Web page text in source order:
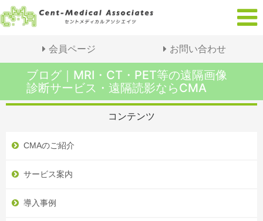
会員ページ お問い合わせ
ブログ｜MRI・CT・PET等の遠隔画像
診断サービス・遠隔読影ならCMA
コンテンツ
CMAのご紹介
サービス案内
導入事例